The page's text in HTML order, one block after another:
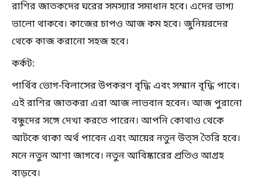
রাশির জাতকদের ঘরের সমস্যার সমাধান হবে। এদের ভাগ্য
ভালো থাকবে। কাজের চাপও আজ কম হবে। জুনিয়রদের
থেকে কাজ করানো সহজ হবে।
কর্কট:
পার্থিব ভোগ-বিলাসের উপকরণ বৃদ্ধি এবং সম্মান বৃদ্ধি পাবে।
এই রাশির জাতকরা এরা আজ লাভবান হবেন। আজ পুরানো
বন্ধুদের সঙ্গে দেখা করতে পারেন। আপনি কোথাও থেকে
আটকে থাকা অর্থ পাবেন এবং আয়ের নতুন উত্স তৈরি হবে।
মনে নতুন আশা জাগবে। নতুন আবিষ্কারের প্রতিও আগ্রহ
বাড়বে।